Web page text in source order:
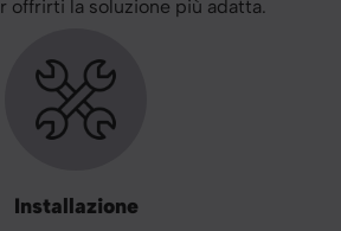
offrirti la soluzione più adatta.
Installazione